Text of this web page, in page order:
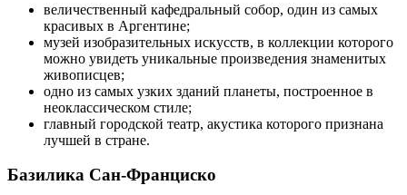
величественный кафедральный собор, один из самых
красивых в Аргентине;
музей изобразительных искусств, в коллекции которого
можно увидеть уникальные произведения знаменитых
живописцев;
одно из самых узких зданий планеты, построенное в
неоклассическом стиле;
главный городской театр, акустика которого признана
лучшей в стране.
Базилика Сан-Франциско